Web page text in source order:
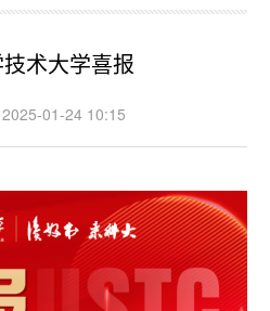
术大学喜报
01-24 10:15